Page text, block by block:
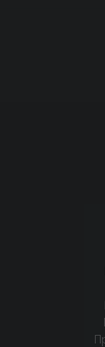
крутих